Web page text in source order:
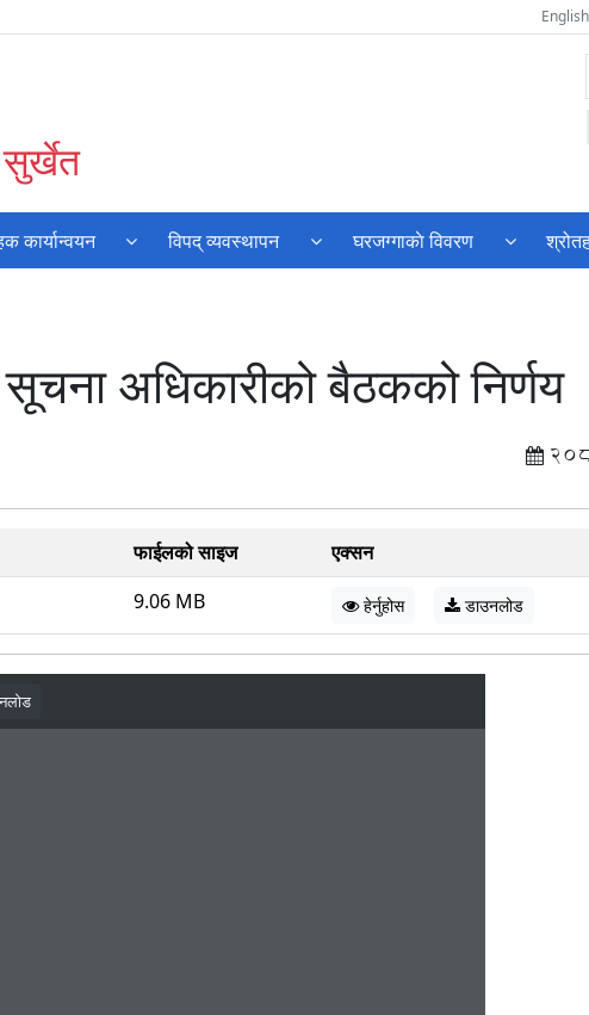
English
कार्यान्वयन विपद् व्यवस्थापन घरजग्गाकाे विवरण
अधिकारीको बैठकको निर्णय
फाईलको साइज
एक्सन
9.06 MB हेर्नुहोस डाउनलोड